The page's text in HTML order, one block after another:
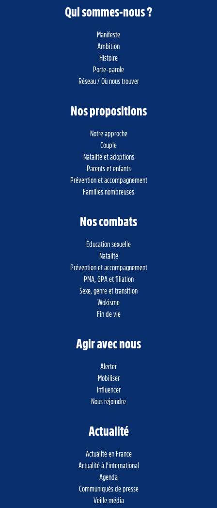
Qui sommes-nous ?
Manifeste
Ambition
Histoire
Porte-parole
Réseau / Où nous trouver
Nos propositions
Notre approche
Couple
Natalité et adoptions
Parents et enfants
Prévention et accompagnement
Familles nombreuses
Nos combats
Éducation sexuelle
Natalité
Prévention et accompagnement
PMA, GPA et filiation
Sexe, genre et transition
Wokisme
Fin de vie
Agir avec nous
Alerter
Mobiliser
Influencer
Nous rejoindre
Actualité
Actualité en France
Actualité à l’international
Agenda
Communiqués de presse
Veille média